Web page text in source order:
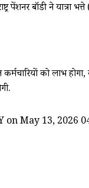
पेंशनर बॉडी ने
को लाभ
May 13,